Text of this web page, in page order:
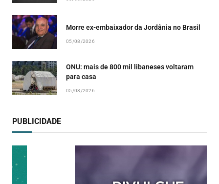
Morre ex-embaixador da Jordânia no Brasil
05/08/2026
ONU: mais de 800 mil libaneses voltaram
para casa
05/08/2026
PUBLICIDADE